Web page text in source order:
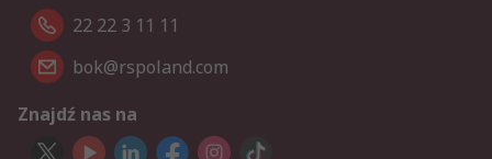
22 22 3 11 11
bok@rspoland.com
Znajdź nas na